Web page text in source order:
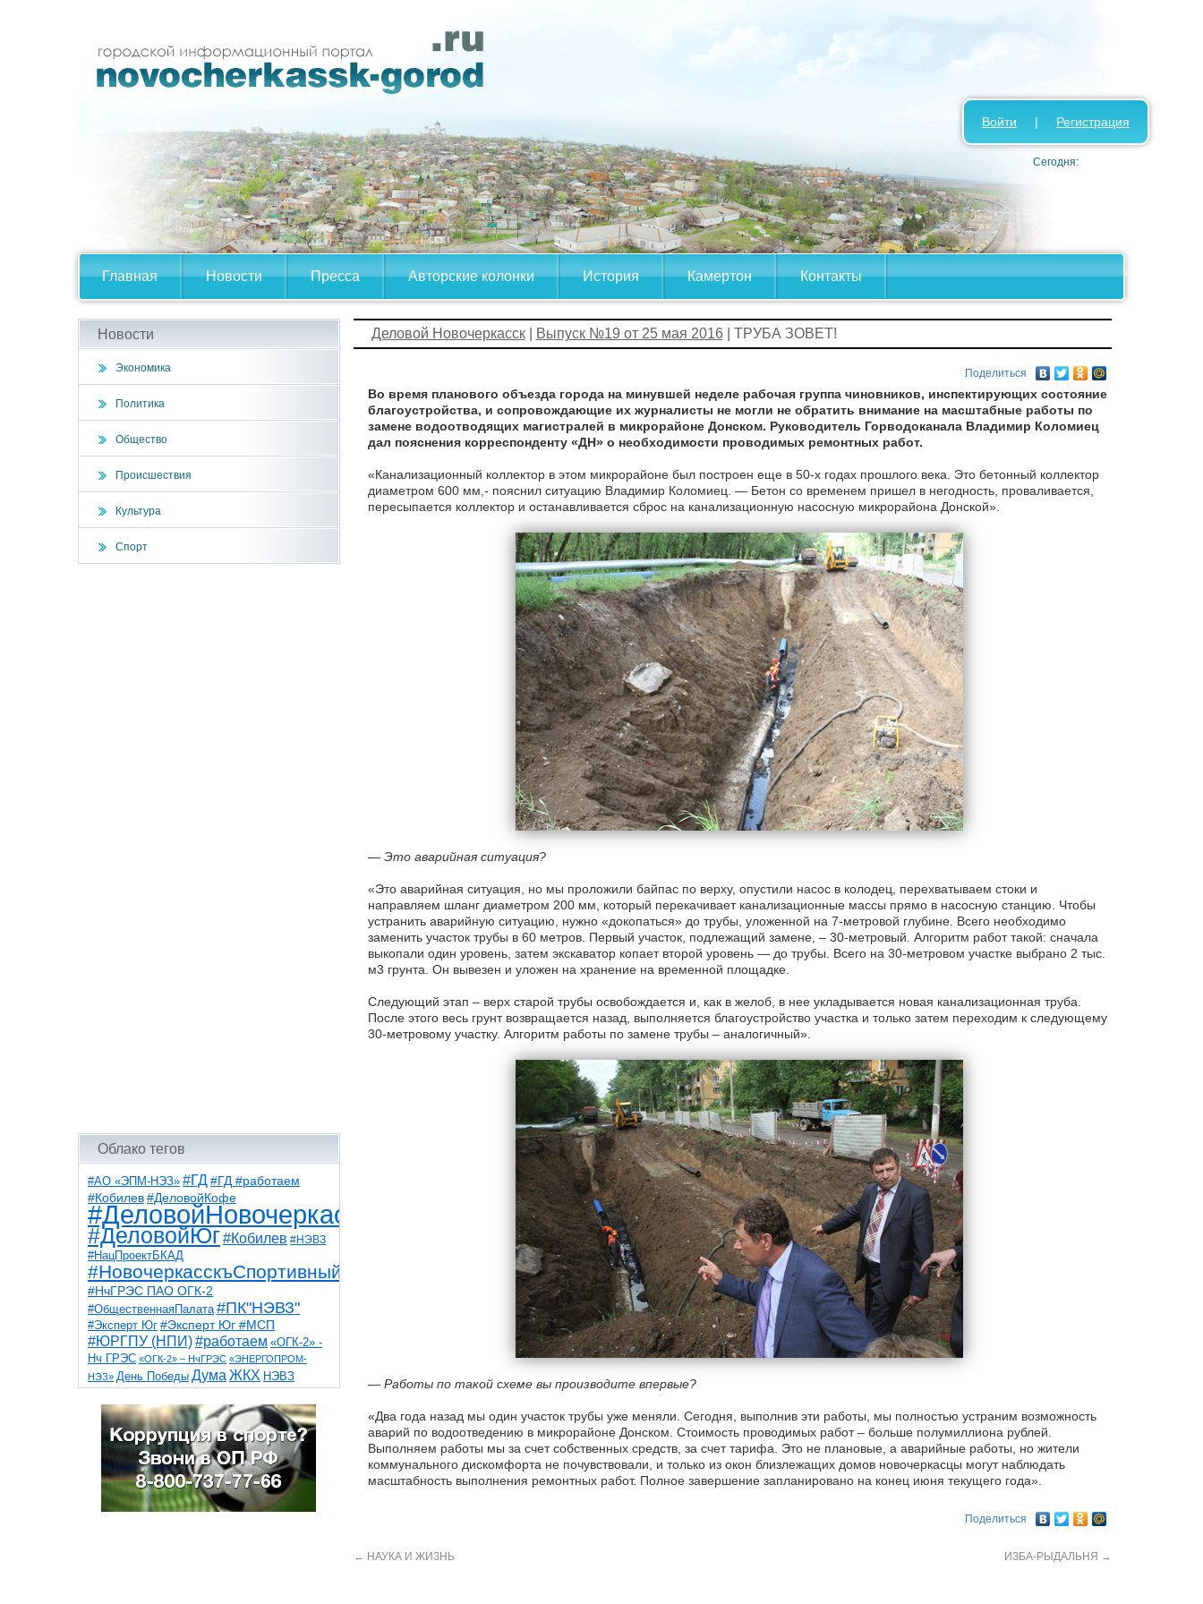
Главная Новости Пресса Авторские колонки История Камертон Контакты
Войти | Регистрация
Сегодня:
Новости
Экономика
Политика
Общество
Происшествия
Культура
Спорт
Облако тегов
#АО «ЭПМ-НЭЗ» #ГД #ГД #работаем
#Кобилев #ДеловойКофе
#ДеловойНовочеркасск
#ДеловойЮг#Кобилев #НЭВЗ
#НацПроектБКАД
#НовочеркасскъСпортивный
#НчГРЭС ПАО ОГК-2
#ОбщественнаяПалата #ПК"НЭВЗ"
#Эксперт Юг #Эксперт Юг #МСП
#ЮРГПУ (НПИ)#работаем «ОГК-2» -
Нч ГРЭС «ОГК-2» – НчГРЭС «ЭНЕРГОПРОМ-
НЭЗ» День Победы Дума ЖКХ НЭВЗ
НчГРЭС ТНТ
благоустройствоветераны выборы
детидороги казаки коррупция космос
общественная палата парк пожар роща
спорт театр транспорт художники
Деловой Новочеркасск| Выпуск №19 от 25 мая 2016| ТРУБА ЗОВЕТ!
Поделиться
Во время планового объезда города на минувшей неделе рабочая группа чиновников, инспектирующих состояние
благоустройства, и сопровождающие их журналисты не могли не обратить внимание на масштабные работы по
замене водоотводящих магистралей в микрорайоне Донском. Руководитель Горводоканала Владимир Коломиец
дал пояснения корреспонденту «ДН» о необходимости проводимых ремонтных работ.
«Канализационный коллектор в этом микрорайоне был построен еще в 50-х годах прошлого века. Это бетонный коллектор
диаметром 600 мм,- пояснил ситуацию Владимир Коломиец. — Бетон со временем пришел в негодность, проваливается,
пересыпается коллектор и останавливается сброс на канализационную насосную микрорайона Донской».
— Это аварийная ситуация?
«Это аварийная ситуация, но мы проложили байпас по верху, опустили насос в колодец, перехватываем стоки и
направляем шланг диаметром 200 мм, который перекачивает канализационные массы прямо в насосную станцию. Чтобы
устранить аварийную ситуацию, нужно «докопаться» до трубы, уложенной на 7-метровой глубине. Всего необходимо
заменить участок трубы в 60 метров. Первый участок, подлежащий замене, – 30-метровый. Алгоритм работ такой: сначала
выкопали один уровень, затем экскаватор копает второй уровень — до трубы. Всего на 30-метровом участке выбрано 2 тыс.
м3 грунта. Он вывезен и уложен на хранение на временной площадке.
Следующий этап – верх старой трубы освобождается и, как в желоб, в нее укладывается новая канализационная труба.
После этого весь грунт возвращается назад, выполняется благоустройство участка и только затем переходим к следующему
30-метровому участку. Алгоритм работы по замене трубы – аналогичный».
— Работы по такой схеме вы производите впервые?
«Два года назад мы один участок трубы уже меняли. Сегодня, выполнив эти работы, мы полностью устраним возможность
аварий по водоотведению в микрорайоне Донском. Стоимость проводимых работ – больше полумиллиона рублей.
Выполняем работы мы за счет собственных средств, за счет тарифа. Это не плановые, а аварийные работы, но жители
коммунального дискомфорта не почувствовали, и только из окон близлежащих домов новочеркасцы могут наблюдать
масштабность выполнения ремонтных работ. Полное завершение запланировано на конец июня текущего года».
Поделиться
← НАУКА И ЖИЗНЬ ИЗБА-РЫДАЛЬНЯ →